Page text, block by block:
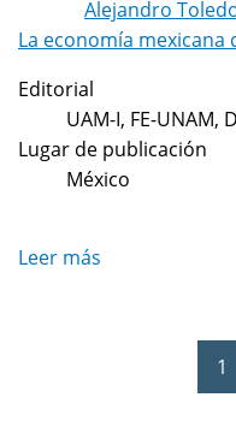
su
Alejandro
La economía mexicana
Editorial
UAM-I, FE-UNAM,
Lugar de publicación
México
Leer más
paradigma
1